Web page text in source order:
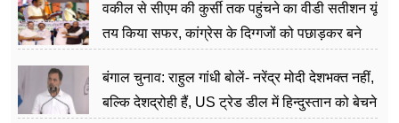
वकील से सीएम की कुर्सी तक पहुंचने का वीडी सतीशन यूं
तय किया सफर, कांग्रेस के दिग्गजों को पछाड़कर बने
बंगाल चुनाव: राहुल गांधी बोलें- नरेंद्र मोदी देशभक्त नहीं,
बल्कि देशद्रोही हैं, US ट्रेड डील में हिन्दुस्तान को बेचने